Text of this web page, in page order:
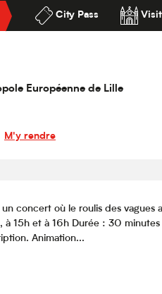
City Pass
Européenne de Lille
en musique
M'y rendre
concert où le roulis des vagues
à 15h et à 16h Durée : 30
Animation...